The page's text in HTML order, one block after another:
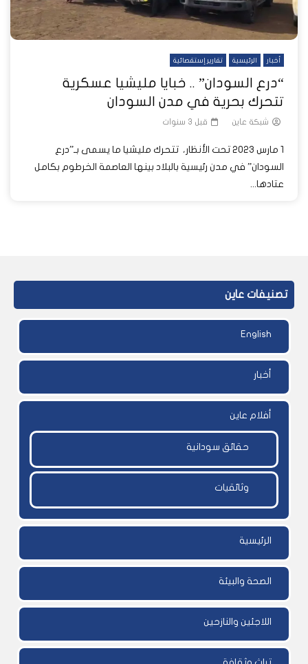
أخبار الرئيسية تقارير إستقصائية
“درع السودان” .. خبايا مليشيا عسكرية
تتحرك بحرية في مدن السودان
شبكة عاين قبل 3 سنوات
1 مارس 2023 تحت الأنظار، تتحرك مليشيا ما يسمى بـ”درع
السودان” في مدن رئيسية بالبلاد بينها العاصمة الخرطوم بكامل
عتادها...
تصنيفات عاين
English
أخبار
أفلام عاين
حقائق سودانية
وثائقيات
الرئيسية
الصحة والبيئة
اللاجئين والنازحين